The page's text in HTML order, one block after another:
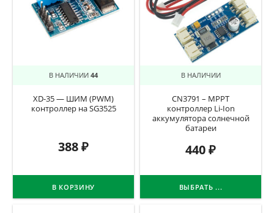
В НАЛИЧИИ 44
XD-35 — ШИМ (PWM)
контроллер на SG3525
388₽
В КОРЗИНУ
В НАЛИЧИИ
CN3791 – MPPT
контроллер Li-Ion
аккумулятора солнечной
батареи
440₽
ВЫБРАТЬ ...